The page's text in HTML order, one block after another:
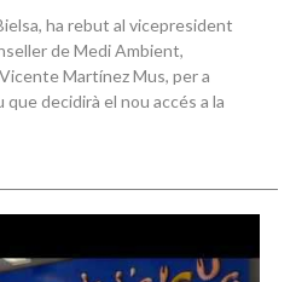
ha rebut al vicepresident
de Medi Ambient,
Martínez Mus, per a
decidirà el nou accés a la